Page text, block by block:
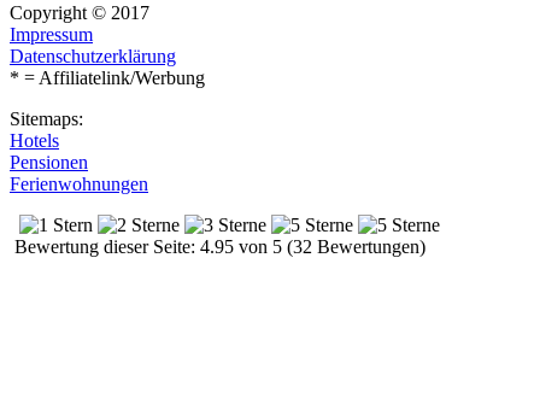
Copyright © 2017
Impressum
Datenschutzerklärung
* = Affiliatelink/Werbung
Sitemaps:
Hotels
Pensionen
Ferienwohnungen
Bewertung dieser Seite: 4.95 von 5 (32 Bewertungen)